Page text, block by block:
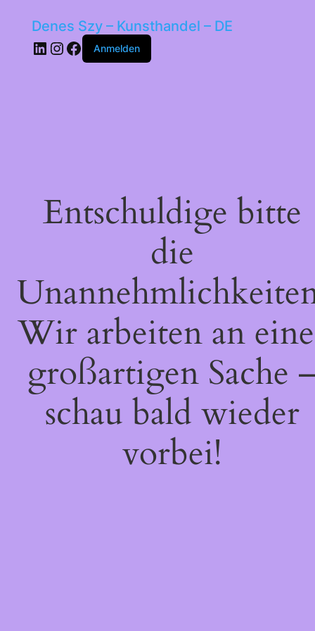
Denes Szy – Kunsthandel – DE
LinkedIn
Instagram
Facebook
Anmelden
Entschuldige bitte
die
Wir arbeiten an
großartigen Sache
schau bald wieder
vorbei!